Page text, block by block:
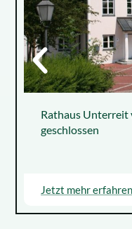
Rathaus Unterreit
geschlossen
Jetzt mehr erfahren